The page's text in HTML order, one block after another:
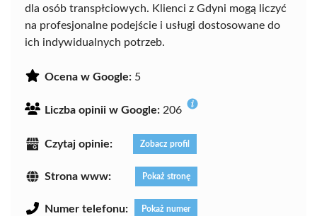
dla osób transpłciowych. Klienci z Gdyni mogą liczyć
na profesjonalne podejście i usługi dostosowane do
ich indywidualnych potrzeb.
Ocena w Google: 5
Liczba opinii w Google: 206
Czytaj opinie: Zobacz profil
Strona www: Pokaż stronę
Numer telefonu: Pokaż numer